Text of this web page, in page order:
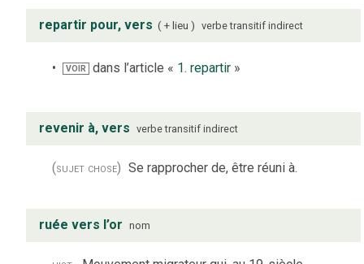
repartir pour, vers + lieu verbe transitif indirect
VOIR dans l’article « 1. repartir »
revenir à, vers verbe transitif indirect
(sujet chose) Se rapprocher de, être réuni à.
ruée vers l’or nom